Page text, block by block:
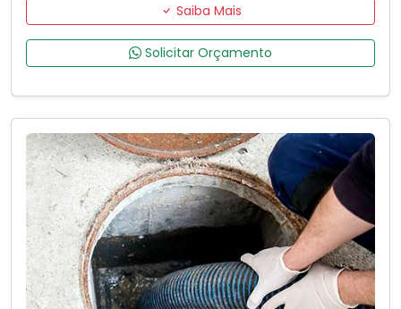
Saiba Mais
Solicitar Orçamento